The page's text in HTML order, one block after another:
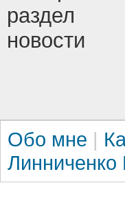
раздел
новости
Обо мне |